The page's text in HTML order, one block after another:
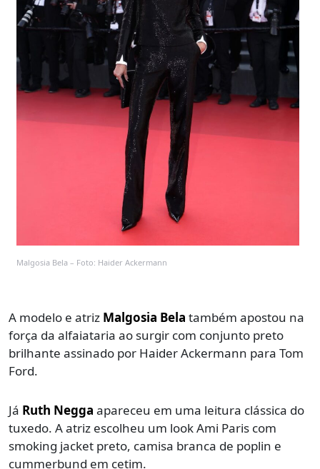
Malgosia Bela – Foto: Haider Ackermann
A modelo e atriz Malgosia Bela também apostou na
força da alfaiataria ao surgir com conjunto preto
brilhante assinado por Haider Ackermann para Tom
Ford.
Já Ruth Negga apareceu em uma leitura clássica do
tuxedo. A atriz escolheu um look Ami Paris com
smoking jacket preto, camisa branca de poplin e
cummerbund em cetim.